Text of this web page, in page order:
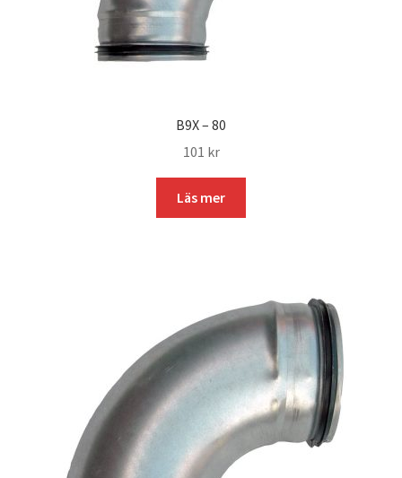
B9X – 80
101 kr
Läs mer